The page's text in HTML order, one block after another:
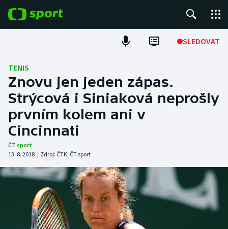
SLEDOVAT
Fotbal
Hokej
Tenis
Atletika
DALŠÍ SPORTY
Americký fotbal
NEPŘEHLÉDNĚTE
TENIS
Znovu jen jeden zápas.
Strýcová i Siniaková neprošly
prvním kolem ani v
Cincinnati
ČT sport
13. 8. 2018 | Zdroj: ČTK, ČT sport